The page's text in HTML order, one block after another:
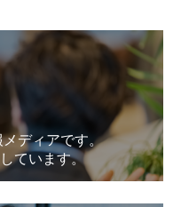
ディアです。
ています。